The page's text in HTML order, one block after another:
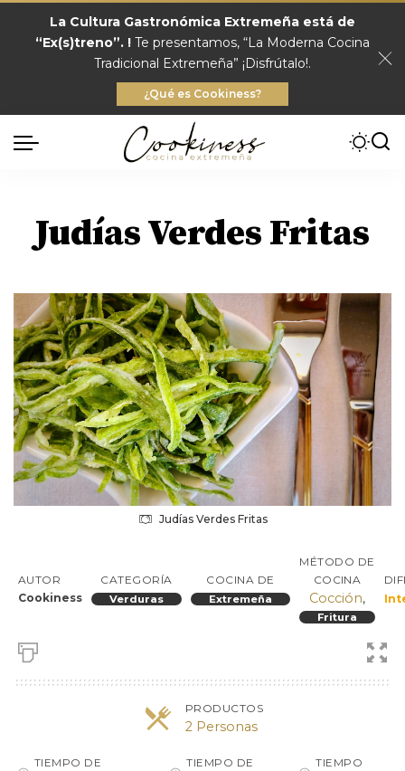
La Cultura Gastronómica Extremeña está de
“Ex(s)treno”. ! Te presentamos, “La Moderna Cocina
Tradicional Extremeña” ¡Disfrútalo!.
¿Qué es Cookiness?
Judías Verdes Fritas
Judías Verdes Fritas
AUTOR
Cookiness
CATEGORÍA
Verduras
COCINA DE
Extremeña
MÉTODO DE
COCINA
Cocción,
Fritura
PRODUCTOS
2 Personas
TIEMPO DE
TIEMPO DE
TIEMPO